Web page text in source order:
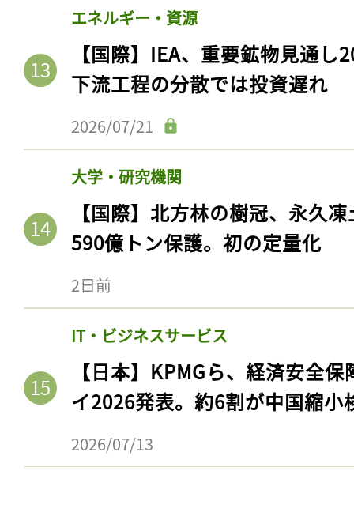
エネルギー・資源
【国際】IEA、重要鉱物見通
下流工程の分散では投資遅れ
2026/07/21
大学・研究機関
【国際】北方林の樹冠、永久
590億トン保護。初の定量化
2日前
IT・ビジネスサービス
【日本】KPMGら、経済安全
イ2026発表。約6割が中国縮小
2026/07/13